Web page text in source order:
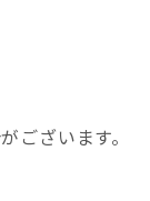
ございます。